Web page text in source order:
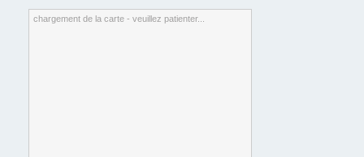
chargement de la carte - veuillez patienter...